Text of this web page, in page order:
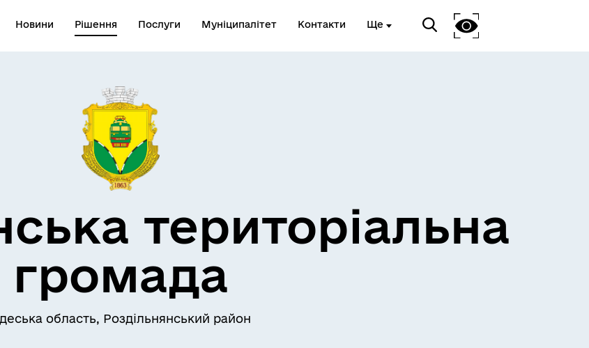
Новини Рішення Послуги Муніципалітет Контакти Ще
Пам’яті військових громади
територіальна
громада
область, Роздільнянський район